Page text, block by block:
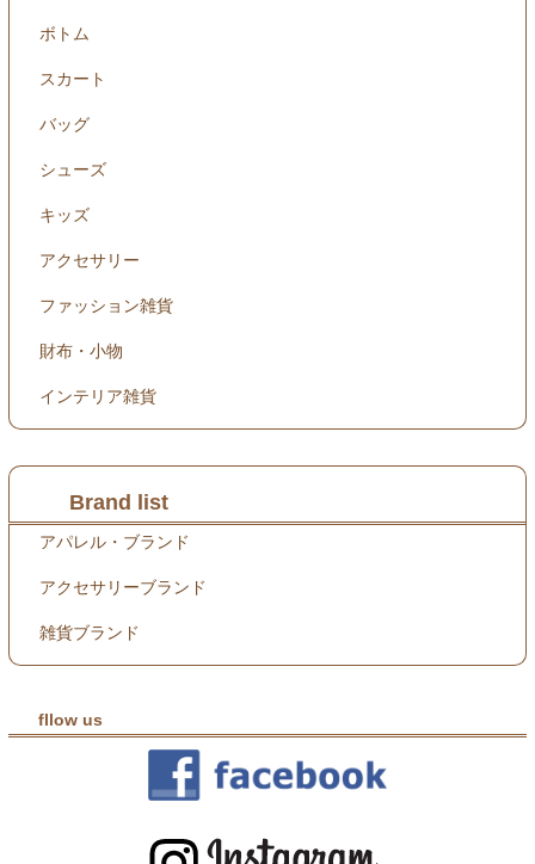
ボトム
スカート
バッグ
シューズ
キッズ
アクセサリー
ファッション雑貨
財布・小物
インテリア雑貨
Brand list
アパレル・ブランド
アクセサリーブランド
雑貨ブランド
fllow us